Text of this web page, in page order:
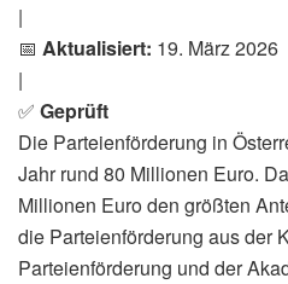
|
📅 Aktualisiert: 19. März 2026
|
✅ Geprüft
Die Parteienförderung in
Jahr rund 80 Millionen Euro.
Millionen Euro den größten
die Parteienförderung aus der
Parteienförderung und der